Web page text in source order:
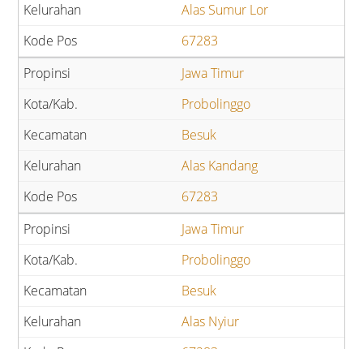
Alas Sumur Lor
67283
Jawa Timur
Probolinggo
Besuk
Alas Kandang
67283
Jawa Timur
Probolinggo
Besuk
Alas Nyiur